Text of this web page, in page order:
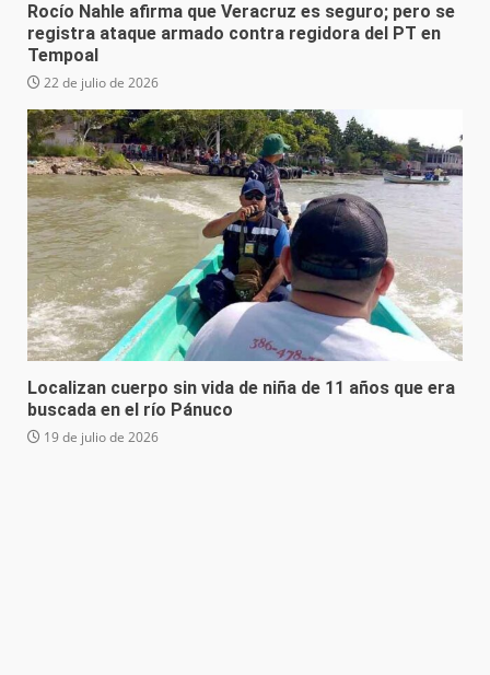
Rocío Nahle afirma que Veracruz es seguro; pero se
registra ataque armado contra regidora del PT en
Tempoal
22 de julio de 2026
Localizan cuerpo sin vida de niña de 11 años que era
buscada en el río Pánuco
19 de julio de 2026